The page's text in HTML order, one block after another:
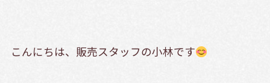
こんにちは、販売スタッフの小林です